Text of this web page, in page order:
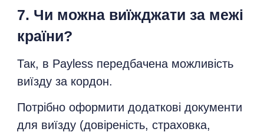
7. Чи можна виїжджати за межі
країни?
Так, в Payless передбачена можливість
виїзду за кордон.
Потрібно оформити додаткові документи
для виїзду (довіреність, страховка,